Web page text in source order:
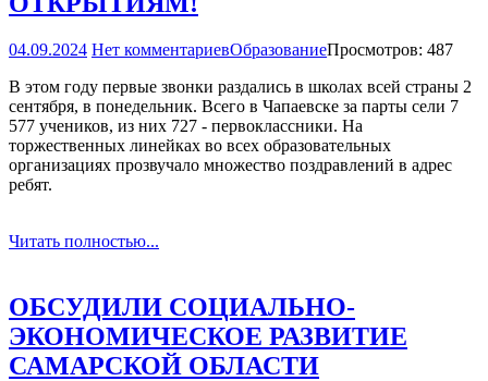
04.09.2024 Нет комментариевОбразованиеПросмотров: 487
В этом году первые звонки раздались в школах всей страны 2
сентября, в понедельник. Всего в Чапаевске за парты сели 7
577 учеников, из них 727 - первоклассники. На
торжественных линейках во всех образовательных
организациях прозвучало множество поздравлений в адрес
ребят.
Читать полностью...
ОБСУДИЛИ СОЦИАЛЬНО­
ЭКОНОМИЧЕСКОЕ РАЗВИТИЕ
САМАРСКОЙ ОБЛАСТИ